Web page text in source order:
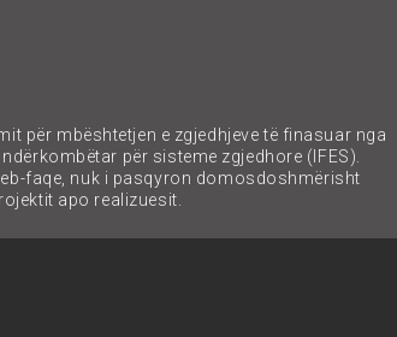
për mbështetjen e zgjedhjeve të finasuar nga
për sisteme zgjedhore (IFES).
faqe, nuk i pasqyron domosdoshmërisht
apo realizuesit.